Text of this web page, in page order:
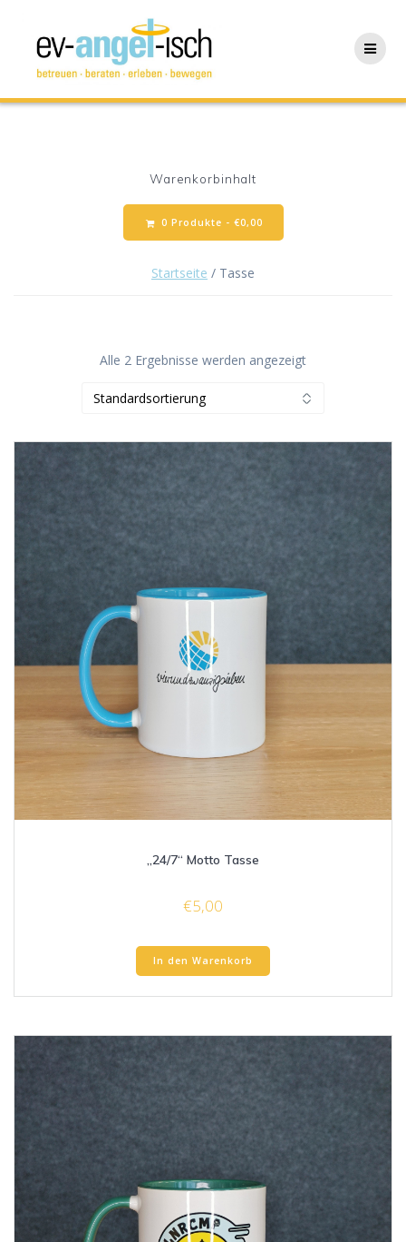
springen
Warenkorbinhalt
0 Produkte - €0,00
Startseite / Tasse
Alle 2 Ergebnisse werden angezeigt
„24/7“ Motto Tasse
€5,00
In den Warenkorb